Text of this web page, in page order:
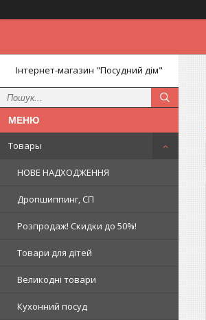
Інтернет-магазин "Посудний дім"
Товары
НОВЕ НАДХОДЖЕННЯ
Дропшиппинг, СП
Розпродаж! Скидки до 50%!
Товари для дітей
Великодні товари
Кухонний посуд